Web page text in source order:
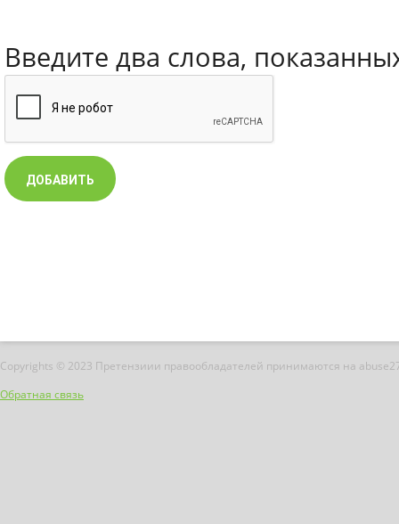
Введите два слова,
Copyrights © 2023 Претензиии правообладателей принимаются на
Обратная связь